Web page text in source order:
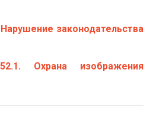
законодательства
Охрана изображения